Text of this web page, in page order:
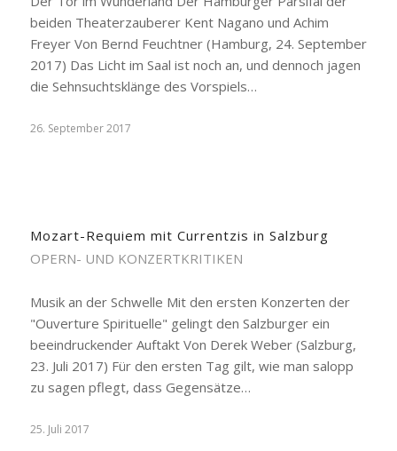
beiden Theaterzauberer Kent Nagano und Achim
Freyer Von Bernd Feuchtner (Hamburg, 24. September
2017) Das Licht im Saal ist noch an, und dennoch jagen
die Sehnsuchtsklänge des Vorspiels…
26. September 2017
Mozart-Requiem mit Currentzis in Salzburg
OPERN- UND KONZERTKRITIKEN
Musik an der Schwelle Mit den ersten Konzerten der
"Ouverture Spirituelle" gelingt den Salzburger ein
beeindruckender Auftakt Von Derek Weber (Salzburg,
23. Juli 2017) Für den ersten Tag gilt, wie man salopp
zu sagen pflegt, dass Gegensätze…
25. Juli 2017